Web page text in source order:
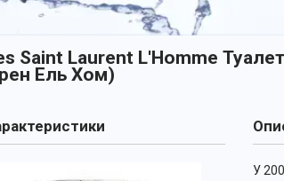
Saint Laurent L'Homme
Ель Хом)
У